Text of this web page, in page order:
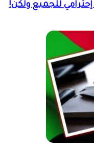
للجميع ولكن!